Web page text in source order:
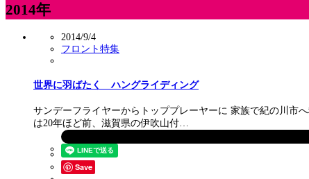
2014年
2014/9/4
フロント特集
世界に羽ばたく ハングライディング
サンデーフライヤーからトッププレーヤーに 家族で紀の川市
は20年ほど前、滋賀県の伊吹山付…
Save